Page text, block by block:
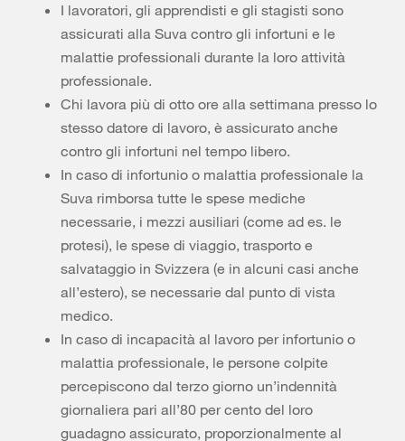
I lavoratori, gli apprendisti e gli stagisti sono
assicurati alla Suva contro gli infortuni e le
malattie professionali durante la loro attività
professionale.
Chi lavora più di otto ore alla settimana presso lo
stesso datore di lavoro, è assicurato anche
contro gli infortuni nel tempo libero.
In caso di infortunio o malattia professionale la
Suva rimborsa tutte le spese mediche
necessarie, i mezzi ausiliari (come ad es. le
protesi), le spese di viaggio, trasporto e
salvataggio in Svizzera (e in alcuni casi anche
all’estero), se necessarie dal punto di vista
medico.
In caso di incapacità al lavoro per infortunio o
malattia professionale, le persone colpite
percepiscono dal terzo giorno un’indennità
giornaliera pari all’80 per cento del loro
guadagno assicurato, proporzionalmente al